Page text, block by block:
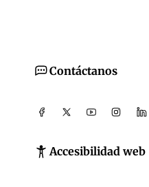
Contáctanos
Accesibilidad web